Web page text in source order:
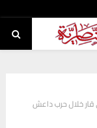
قار خلال حرب داعش